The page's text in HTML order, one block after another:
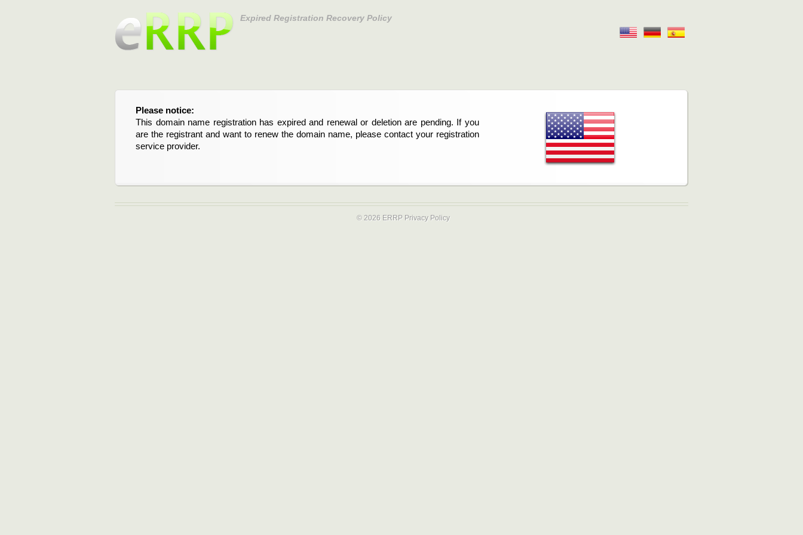
Expired Registration Recovery Policy
Please notice:
This domain name registration has expired and renewal or deletion are pending. If you
are the registrant and want to renew the domain name, please contact your registration
service provider.
Bitte beachten Sie:
Diese Domainregistrierung ist abgelaufen und die Verlängerung oder Löschung der
Domain stehen an. Wenn Sie der Registrant sind und die Domainregistrierung
verlängern möchten, kontaktieren Sie bitte Ihren Service-Provider.
© 2026 ERRP Privacy Policy